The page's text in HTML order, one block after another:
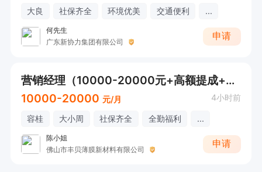
大良 社保齐全 环境优美 交通便利 ...
何先生
广东新协力集团有限公司
申请
营销经理（10000-20000元+高额提成+提供午餐+社保齐全）
10000-20000 元/月 4小时前
容桂 大小周 社保齐全 全勤福利 ...
陈小姐
佛山市丰贝薄膜新材料有限公司
申请